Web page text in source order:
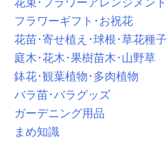
フラワーギフト･お祝花
花苗･寄せ植え･球根･草花種子
庭木･花木･果樹苗木･山野草
鉢花･観葉植物･多肉植物
バラ苗･バラグッズ
ガーデニング用品
まめ知識